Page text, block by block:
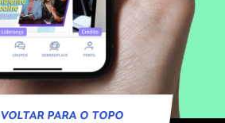
VOLTAR PARA O TOPO